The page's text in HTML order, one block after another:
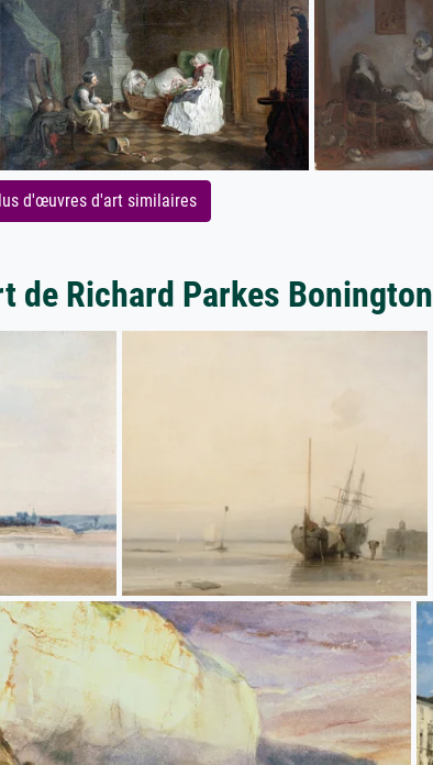
d'œuvres d'art similaires
de Richard Parkes Bonington